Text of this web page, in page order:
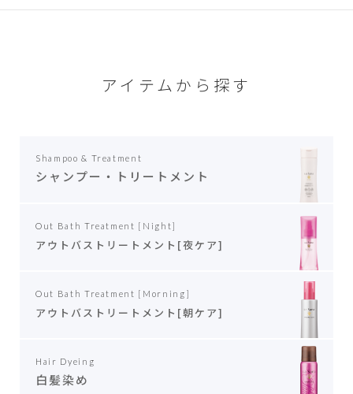
アイテムから探す
Shampoo & Treatment
シャンプー・トリートメント
Out Bath Treatment [Night]
アウトバストリートメント [夜ケア]
Out Bath Treatment [Morning]
アウトバストリートメント [朝ケア]
Hair Dyeing
白髪染め